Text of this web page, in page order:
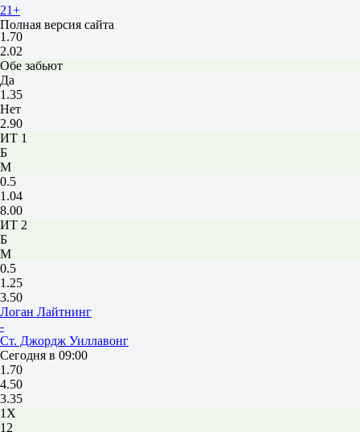
М
3.5
1.70
2.02
Обе забьют
Да
1.35
Нет
2.90
ИТ 1
Б
М
0.5
1.04
8.00
ИТ 2
Б
М
0.5
1.25
3.50
Логан Лайтнинг
-
Ст. Джордж Уиллавонг
Сегодня в 09:00
1.70
4.50
3.35
1X
12
21+
Полная версия сайта